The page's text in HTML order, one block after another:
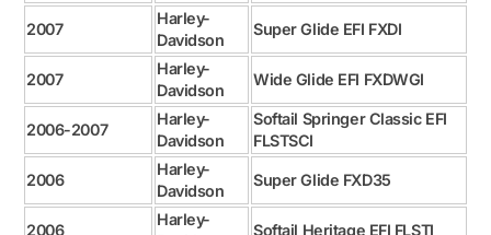
2007
Harley-
Davidson
Super Glide EFI FXDI
2007
Harley-
Davidson
Wide Glide EFI FXDWGI
2006-2007
Harley-
Davidson
Softail Springer Classic EFI
FLSTSCI
2006
Harley-
Davidson
Super Glide FXD35
2006
Harley-
Softail Heritage EFI FLSTI